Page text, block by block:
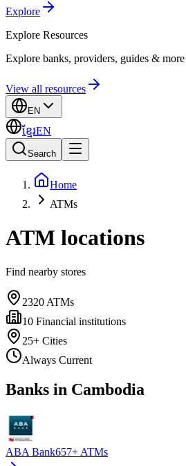
Explore
Explore Resources
Explore banks, providers, guides & more
View all resources
EN
ខ្មែរEN
Search
Home
ATMs
ATM locations
Find nearby stores
2320 ATMs
10 Financial institutions
25+ Cities
Always Current
Banks in Cambodia
ABA Bank657+ ATMs